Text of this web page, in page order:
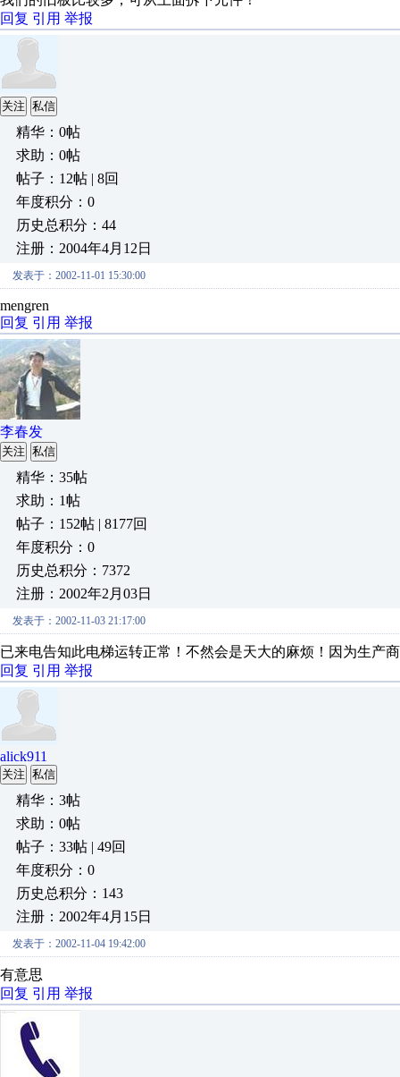
回复 引用 举报
关注 私信
精华：0帖
求助：0帖
帖子：12帖 | 8回
年度积分：0
历史总积分：44
注册：2004年4月12日
发表于：2002-11-01 15:30:00
mengren
回复 引用 举报
李春发
关注 私信
精华：35帖
求助：1帖
帖子：152帖 | 8177回
年度积分：0
历史总积分：7372
注册：2002年2月03日
发表于：2002-11-03 21:17:00
已来电告知此电梯运转正常！不然会是天大的麻烦！因为生产
回复 引用 举报
alick911
关注 私信
精华：3帖
求助：0帖
帖子：33帖 | 49回
年度积分：0
历史总积分：143
注册：2002年4月15日
发表于：2002-11-04 19:42:00
有意思
回复 引用 举报